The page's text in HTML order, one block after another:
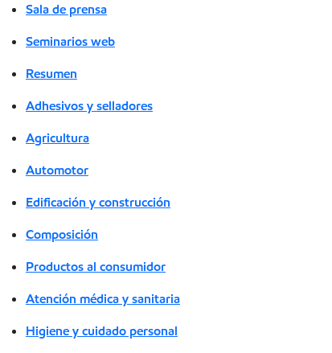
Sala de prensa
Seminarios web
Resumen
Adhesivos y selladores
Agricultura
Automotor
Edificación y construcción
Composición
Productos al consumidor
Atención médica y sanitaria
Higiene y cuidado personal